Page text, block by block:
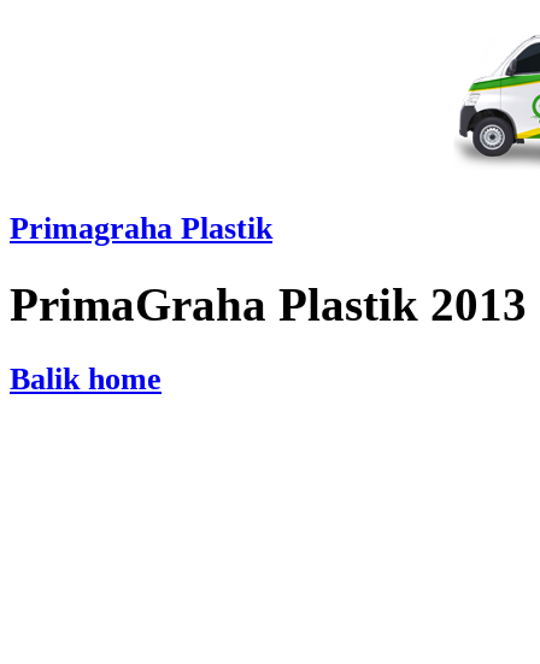
Primagraha Plastik
PrimaGraha Plastik 2013
Balik home